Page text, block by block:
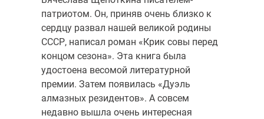
патриотом. Он, приняв очень близко к
сердцу развал нашей великой родины
СССР, написал роман «Крик совы перед
концом сезона». Эта книга была
удостоена весомой литературной
премии. Затем появилась «Дуэль
алмазных резидентов». А совсем
недавно вышла очень интересная